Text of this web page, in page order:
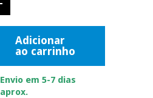
Adicionar
ao carrinho
Envio em 5-7 dias
aprox.